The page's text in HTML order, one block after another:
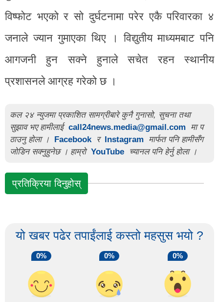
विष्फोट भएको र सो दुर्घटनामा परेर एकै परिवारका ४
जनाले ज्यान गुमाएका थिए । विद्युतीय माध्यमबाट पनि
आगजनी हुन सक्ने हुनाले सचेत रहन स्थानीय
प्रशासनले आग्रह गरेको छ ।
कल २४ न्युजमा प्रकाशित सामग्रीबारे कुनै गुनासो, सुचना तथा
सुझाव भए हामीलाई call24news.media@gmail.com
मा प
ठाउनु होला ।
Facebook र Instagram
मार्फत पनि हामीसँग
जोडिन सक्नुहुनेछ । हाम्रो YouTube च्यानल पनि हेर्नु होला ।
प्रतिक्रिया दिनुहोस्
यो खबर पढेर तपाईंलाई कस्तो महसुस भयो ?
0% 0% 0%